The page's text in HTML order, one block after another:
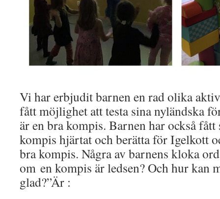
Vi har erbjudit barnen en rad olika
fått möjlighet att testa sina nyländska
är en bra kompis. Barnen har också fått
kompis hjärtat och berätta för Igelkott
bra kompis. Några av barnens kloka
om en kompis är ledsen? Och hur kan
glad?”Är :